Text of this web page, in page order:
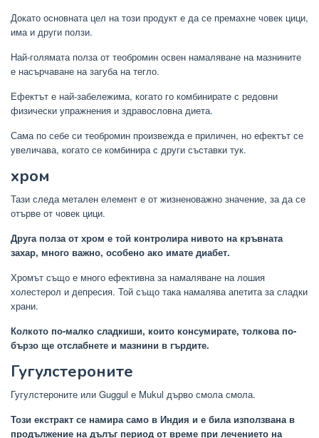
Докато основната цел на този продукт е да се премахне човек цици,
има и други ползи.
Най-голямата полза от теобромин освен намаляване на мазнините
е насърчаване на загуба на тегло.
Ефектът е най-забележима, когато го комбинирате с редовни
физически упражнения и здравословна диета.
Сама по себе си теобромин произвежда е приличен, но ефектът се
увеличава, когато се комбинира с други съставки тук.
хром
Тази следа метален елемент е от жизненоважно значение, за да се
отърве от човек цици.
Друга полза от хром е той контролира нивото на кръвната
захар, много важно, особено ако имате диабет.
Хромът също е много ефективна за намаляване на лошия
холестерол и депресия. Той също така намалява апетита за сладки
храни.
Колкото по-малко сладкиши, които консумирате, толкова по-
бързо ще отслабнете и мазнини в гърдите.
Гугулстероните
Гугулстероните или Guggul е Mukul дърво смола смола.
Този екстракт се намира само в Индия и е била използвана в
продължение на дълъг период от време при лечението на